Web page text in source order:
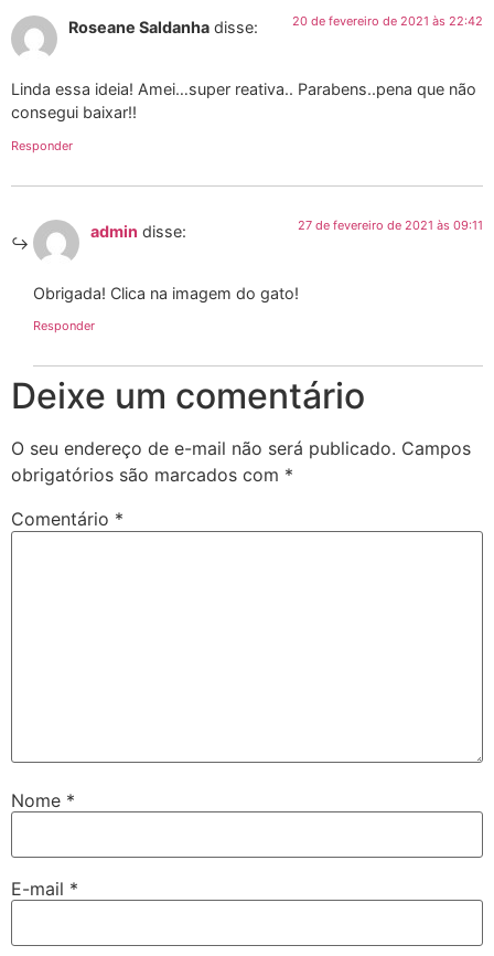
Roseane Saldanha disse: 20 de fevereiro de 2021 às 22:42
Linda essa ideia! Amei…super reativa.. Parabens..pena que não
consegui baixar!!
Responder
admin disse: 27 de fevereiro de 2021 às 09:11
Obrigada! Clica na imagem do gato!
Responder
Deixe um comentário
O seu endereço de e-mail não será publicado. Campos
obrigatórios são marcados com *
Comentário *
Nome *
E-mail *